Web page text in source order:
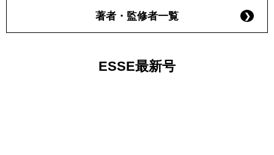
著者・監修者一覧
ESSE最新号